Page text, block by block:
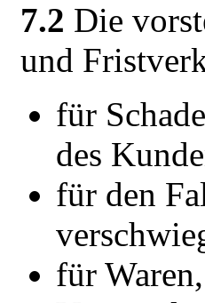
7.2 Die
und
für
des
für den
für